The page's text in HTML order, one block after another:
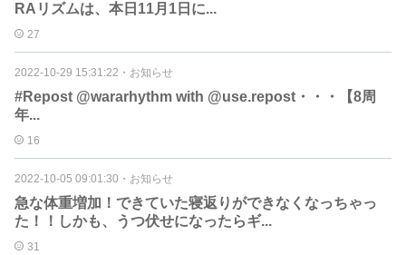
RAリズムは、本日11月1日に...
27
2022-10-29 15:31:22 ・ お知らせ
#Repost @wararhythm with @use.repost・・・【8周
年...
16
2022-10-05 09:01:30 ・ お知らせ
急な体重増加！できていた寝返りができなくなっちゃっ
た！！しかも、うつ伏せになったらギ...
31